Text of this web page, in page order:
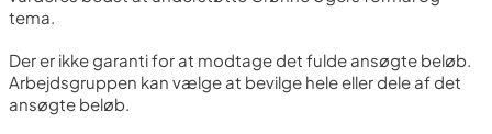
tema.
Der er ikke garanti for at modtage det fulde ansøgte beløb.
Arbejdsgruppen kan vælge at bevilge hele eller dele af det
ansøgte beløb.